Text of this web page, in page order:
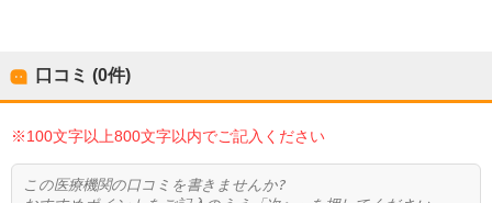
口コミ (0件)
※100文字以上800文字以内でご記入ください